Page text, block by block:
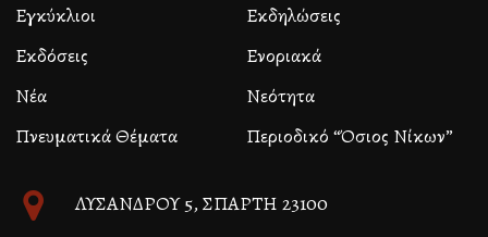
Εγκύκλιοι
Εκδηλώσεις
Εκδόσεις
Ενοριακά
Νέα
Νεότητα
Πνευματικά Θέματα
Περιοδικό “Όσιος Νίκων”
ΛΥΣΑΝΔΡΟΥ 5, ΣΠΑΡΤΗ 23100